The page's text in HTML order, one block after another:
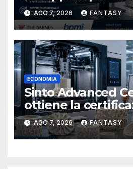
database per la
metallica
navale
AGO 7, 2026 FANTASY
ECONOMIA
Sinto Advanced
ottiene la
9001 per la stampa
ceramiche
AGO 7, 2026 FANTASY